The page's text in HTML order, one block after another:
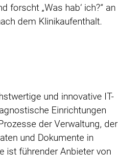
„Was hab‘ ich?“ an
dem Klinikaufenthalt.
und innovative IT-
Einrichtungen
der Verwaltung, der
und Dokumente in
ist führender Anbieter von